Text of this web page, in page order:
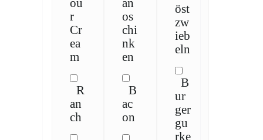
ou
r
Cr
ea
m
R
an
ch
an
os
chi
nk
en
B
ac
on
öst
zw
ieb
eln
B
ur
ger
gu
rke